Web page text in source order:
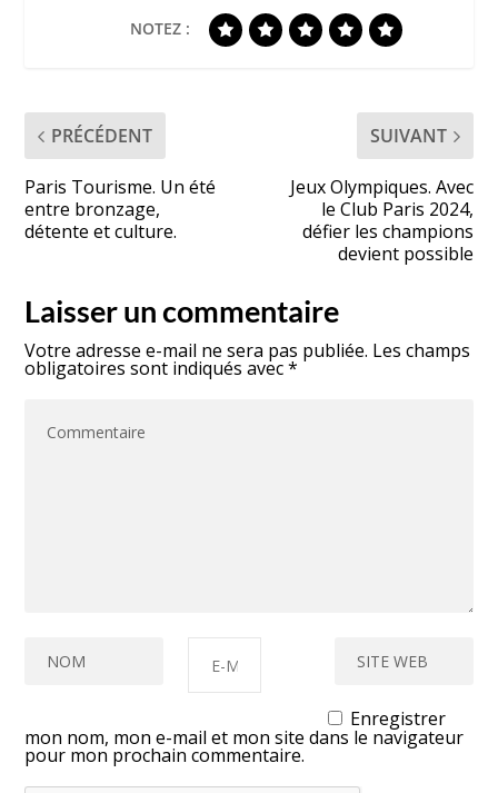
NOTEZ :
PRÉCÉDENT
Paris Tourisme. Un été
entre bronzage,
détente et culture.
SUIVANT
Jeux Olympiques. Avec
le Club Paris 2024,
défier les champions
devient possible
Laisser un commentaire
Votre adresse e-mail ne sera pas publiée. Les champs
obligatoires sont indiqués avec*
Enregistrer
mon nom, mon e-mail et mon site dans le navigateur
pour mon prochain commentaire.